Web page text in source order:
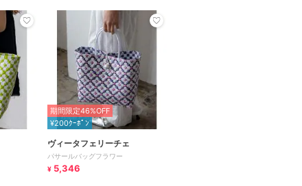
期間限定46%OFF
¥200ｸｰﾎﾟﾝ
ヴィータフェリーチェ
パサールバッグフラワー
¥ 5,346